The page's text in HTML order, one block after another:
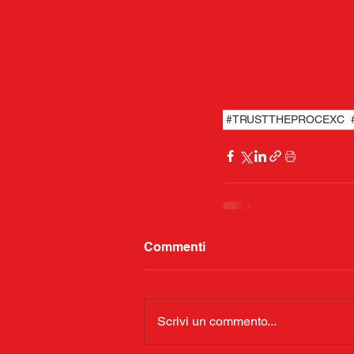
#TRUSTTHEPROCEXC
Commenti
Scrivi un commento...